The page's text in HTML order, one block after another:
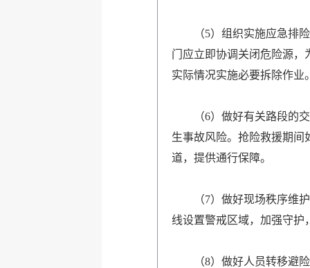
（5）组织实施应急排
门应立即协调关闭危险源，
实际情况实施必要拆除作业
（6）做好有关路段的
生事故风险。抢险救援期间
道，提供通行保障。
（7）做好现场秩序维
线设置警戒区域，加强守护
（8）做好人员转移避